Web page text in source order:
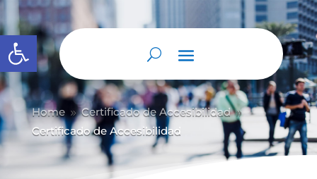
Abrir barra de herramientas
Home 9 Certificado de Accesibilidad 9
Certificado de Accesibilidad